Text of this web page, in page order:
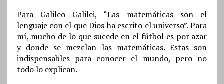
Para Galileo Galilei, “Las matemáticas son el
lenguaje con el que Dios ha escrito el universo”. Para
mí, mucho de lo que sucede en el fútbol es por azar
y donde se mezclan las matemáticas. Estas son
indispensables para conocer el mundo, pero no
todo lo explican.